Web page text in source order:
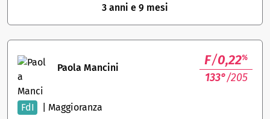
3 anni e 9 mesi
Paola Mancini F/0,22%
133°/205
FdI Maggioranza